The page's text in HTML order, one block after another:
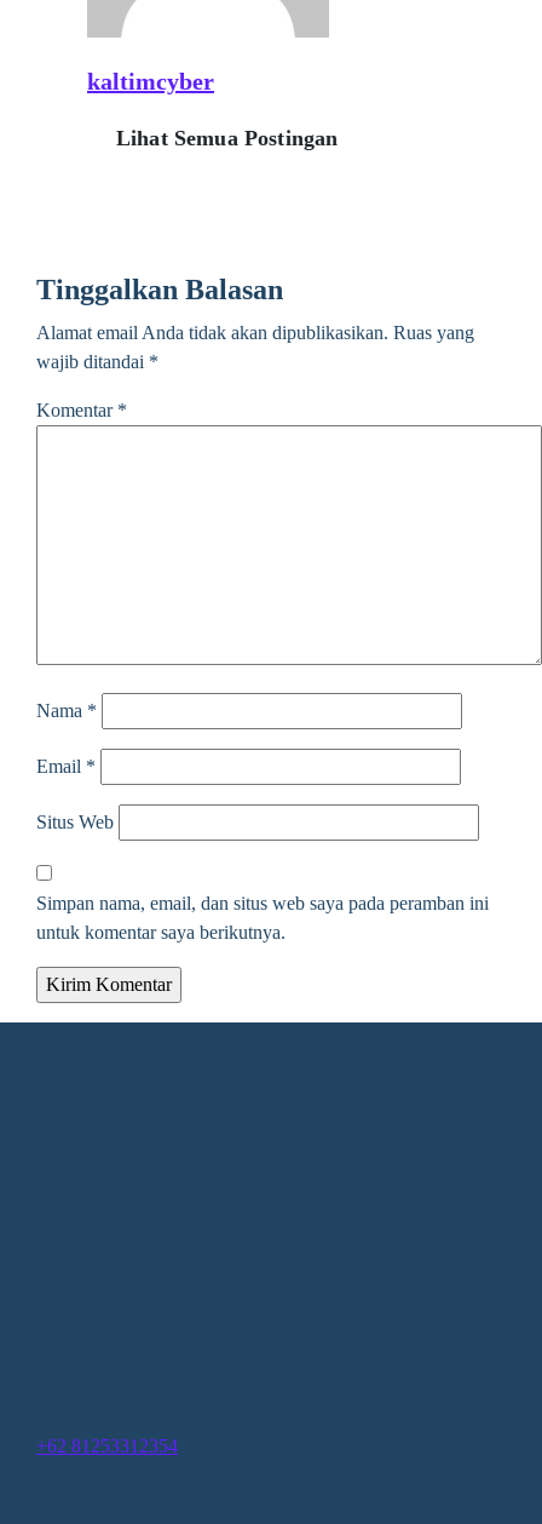
kaltimcyber
Lihat Semua Postingan
Tinggalkan Balasan
Alamat email Anda tidak akan dipublikasikan. Ruas yang
wajib ditandai *
Komentar *
Nama *
Email *
Situs Web
Simpan nama, email, dan situs web saya pada peramban ini
untuk komentar saya berikutnya.
+62 81253312354